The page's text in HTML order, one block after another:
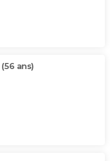
(56 ans)